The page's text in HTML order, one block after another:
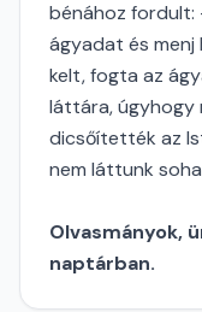
bénához fordult:
ágyadat és menj
kelt, fogta az
láttára, úgyhogy
dicsőítették az
nem láttunk
Olvasmányok,
naptárban.